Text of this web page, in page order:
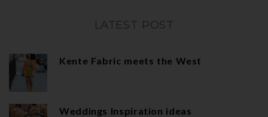
LATEST POST
Kente Fabric meets the West
Weddings Inspiration ideas